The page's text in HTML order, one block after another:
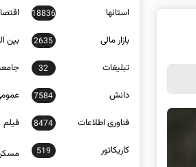
استانها 18836
بازار مالی 2635 بین
تبلیغات 32
دانش 7584
فناوری اطلاعات 8474 فیلم
کاریکاتور 519